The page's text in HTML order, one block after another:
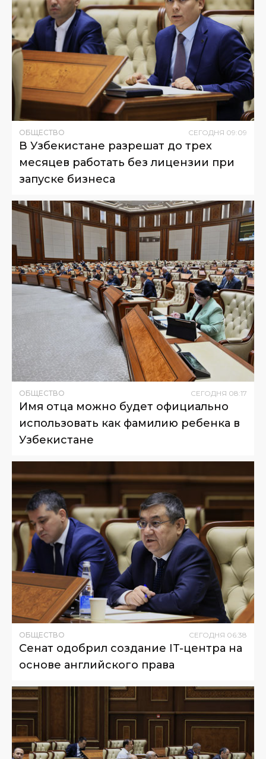
ОБЩЕСТВО СЕГОДНЯ 09:09
В Узбекистане разрешат до трех
месяцев работать без лицензии при
запуске бизнеса
ОБЩЕСТВО СЕГОДНЯ 08:17
Имя отца можно будет официально
использовать как фамилию ребенка в
Узбекистане
ОБЩЕСТВО СЕГОДНЯ 06:38
Сенат одобрил создание IT-центра на
основе английского права